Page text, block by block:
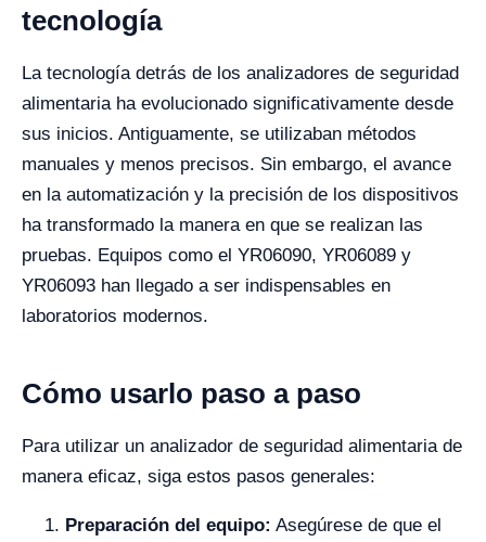
tecnología
La tecnología detrás de los analizadores de seguridad
alimentaria ha evolucionado significativamente desde
sus inicios. Antiguamente, se utilizaban métodos
manuales y menos precisos. Sin embargo, el avance
en la automatización y la precisión de los dispositivos
ha transformado la manera en que se realizan las
pruebas. Equipos como el YR06090, YR06089 y
YR06093 han llegado a ser indispensables en
laboratorios modernos.
Cómo usarlo paso a paso
Para utilizar un analizador de seguridad alimentaria de
manera eficaz, siga estos pasos generales:
Preparación del equipo: Asegúrese de que el